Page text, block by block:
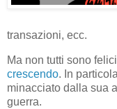
transazioni, ecc.
Ma non tutti sono
crescendo. In
minacciato dalla sua
guerra.